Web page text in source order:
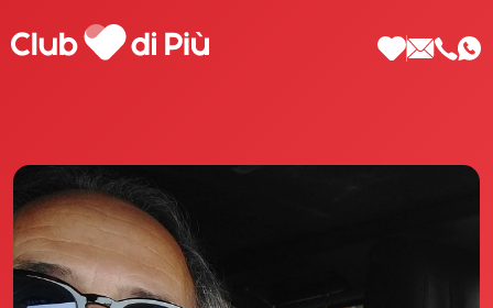
Scopri Club di Più
Le testimonianze Club di Più